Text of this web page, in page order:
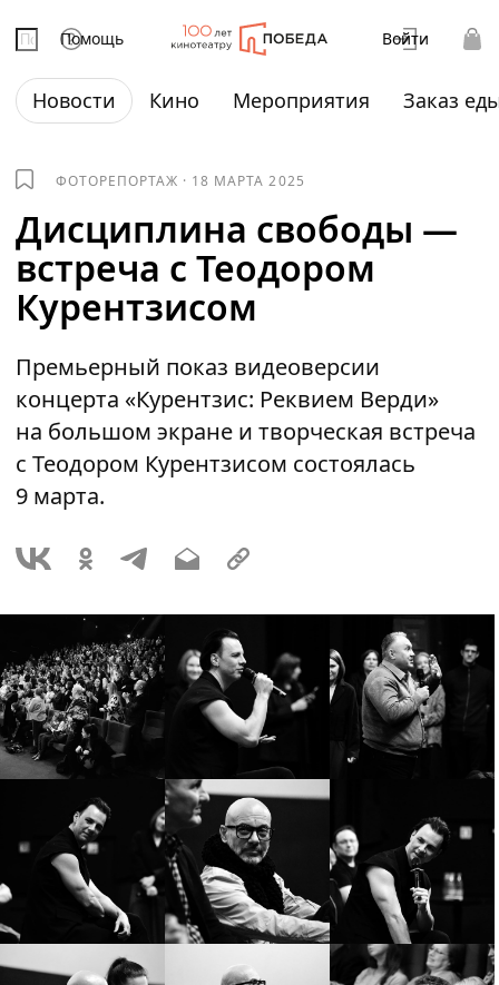
Помощь Войти
Новости Кино Мероприятия Заказ
ФОТОРЕПОРТАЖ · 18 МАРТА 2025
Дисциплина свободы —
встреча с Теодором
Курентзисом
Премьерный показ видеоверсии
концерта «Курентзис: Реквием Верди»
на большом экране и творческая встреча
с Теодором Курентзисом состоялась
9 марта.